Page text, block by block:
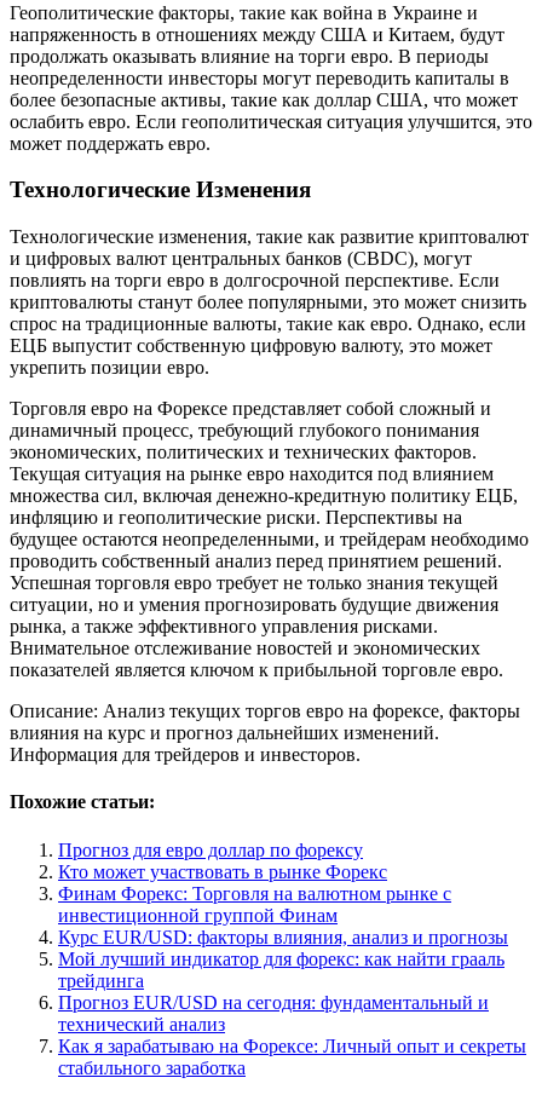
Геополитические факторы, такие как война в Украине и
напряженность в отношениях между США и Китаем, будут
продолжать оказывать влияние на торги евро. В периоды
неопределенности инвесторы могут переводить капиталы в
более безопасные активы, такие как доллар США, что может
ослабить евро. Если геополитическая ситуация улучшится, это
может поддержать евро.
Технологические Изменения
Технологические изменения, такие как развитие криптовалют
и цифровых валют центральных банков (CBDC), могут
повлиять на торги евро в долгосрочной перспективе. Если
криптовалюты станут более популярными, это может снизить
спрос на традиционные валюты, такие как евро. Однако, если
ЕЦБ выпустит собственную цифровую валюту, это может
укрепить позиции евро.
Торговля евро на Форексе представляет собой сложный и
динамичный процесс, требующий глубокого понимания
экономических, политических и технических факторов.
Текущая ситуация на рынке евро находится под влиянием
множества сил, включая денежно-кредитную политику ЕЦБ,
инфляцию и геополитические риски. Перспективы на
будущее остаются неопределенными, и трейдерам необходимо
проводить собственный анализ перед принятием решений.
Успешная торговля евро требует не только знания текущей
ситуации, но и умения прогнозировать будущие движения
рынка, а также эффективного управления рисками.
Внимательное отслеживание новостей и экономических
показателей является ключом к прибыльной торговле евро.
Описание: Анализ текущих торгов евро на форексе, факторы
влияния на курс и прогноз дальнейших изменений.
Информация для трейдеров и инвесторов.
Похожие статьи:
Прогноз для евро доллар по форексу
Кто может участвовать в рынке Форекс
Финам Форекс: Торговля на валютном рынке с
инвестиционной группой Финам
Курс EUR/USD: факторы влияния, анализ и прогнозы
Мой лучший индикатор для форекс: как найти грааль
трейдинга
Прогноз EUR/USD на сегодня: фундаментальный и
технический анализ
Как я зарабатываю на Форексе: Личный опыт и секреты
стабильного заработка